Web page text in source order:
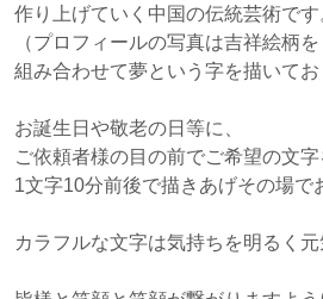
作り上げていく中国の伝統芸術です
（プロフィールの写真は吉祥絵柄を
組み合わせて夢という字を描いてお
お誕生日や敬老の日等に、
ご依頼者様の目の前でご希望の文字
1文字10分前後で描きあげその場で
カラフルな文字は気持ちを明るく元